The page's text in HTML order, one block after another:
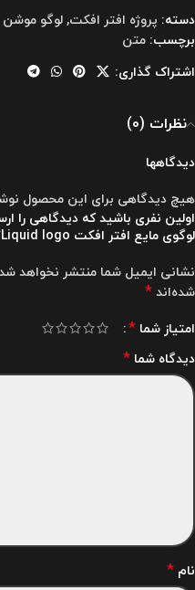
دسته: پروژه افتر افکت,لوگو
برچسب: متن
اشتراک گذاری:
نظرات (0)
دیدگاهها
هیچ دیدگاهی برای این محصول
اولین نفری باشید که دیدگاهی را
لوگوی مایع افتر افکت Liquid logo”
نشانی ایمیل شما منتشر نخواهد
شده‌اند*
امتیاز شما *
دیدگاه شما *
نام *